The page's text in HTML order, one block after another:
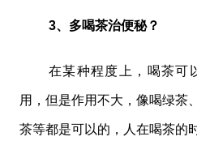
3、多喝茶治便秘？
在某种程度上，喝茶可
用，但是作用不大，像喝绿茶
茶等都是可以的，人在喝茶的